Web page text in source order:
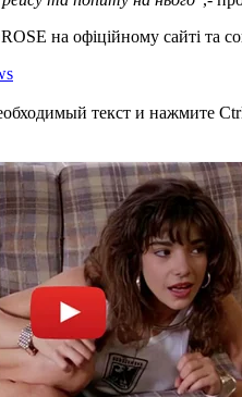
на офіційному сайті та
текст и нажмите